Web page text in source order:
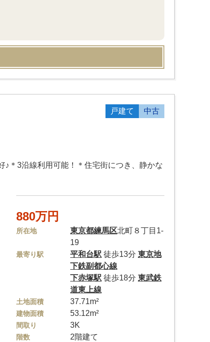
戸建て 中古
♪＊3沿線利用可能！＊住宅街につき、静かな
880万円
所在地 東京都練馬区北町８丁目1-
19
最寄り駅 平和台駅 徒歩13分東京地
下鉄副都心線
下赤塚駅 徒歩18分東武鉄
道東上線
土地面積 37.71m²
建物面積 53.12m²
間取り 3K
階数 2階建て